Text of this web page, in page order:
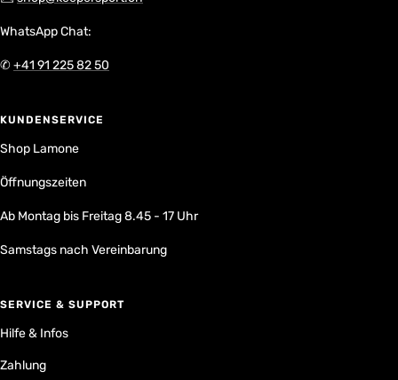
WhatsApp Chat:
✆+41 91 225 82 50
KUNDENSERVICE
Shop Lamone
Öffnungszeiten
Ab Montag bis Freitag 8.45 - 17 Uhr
Samstags nach Vereinbarung
SERVICE & SUPPORT
Hilfe & Infos
Zahlung